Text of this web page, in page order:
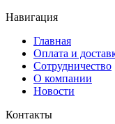
Навигация
Главная
Оплата и
Сотрудничество
О компании
Новости
Контакты